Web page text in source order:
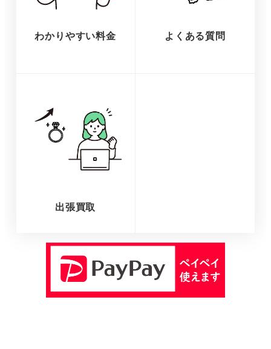
わかりやすい料金 よくある質問
出張買取